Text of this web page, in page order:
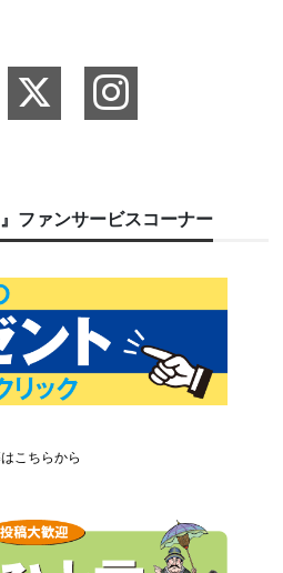
ファンサービスコーナー
こちらから